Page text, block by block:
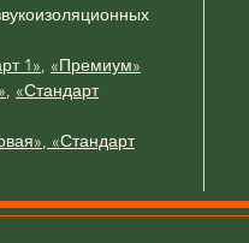
1», «Премиум»
, «Стандарт
, «Стандарт